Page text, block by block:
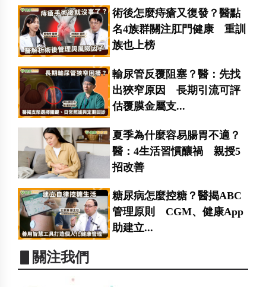
術後怎麼痔瘡又復發？醫點
名4族群關注肛門健康 重訓
族也上榜
輸尿管反覆阻塞？醫：先找
出狹窄原因 長期引流可評
估覆膜金屬支...
夏季為什麼容易腸胃不適？
醫：4生活習慣釀禍 親授5
招改善
糖尿病怎麼控糖？醫揭ABC
管理原則 CGM、健康App
助建立...
▋關注我們